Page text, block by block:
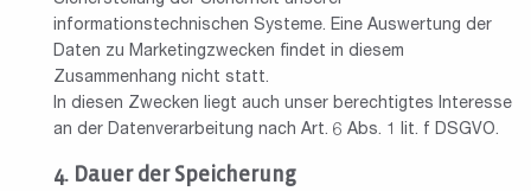
informationstechnischen Systeme. Eine Auswertung der
Daten zu Marketingzwecken findet in diesem
Zusammenhang nicht statt.
In diesen Zwecken liegt auch unser berechtigtes Interesse
an der Datenverarbeitung nach Art. 6 Abs. 1 lit. f DSGVO.
Dauer der Speicherung